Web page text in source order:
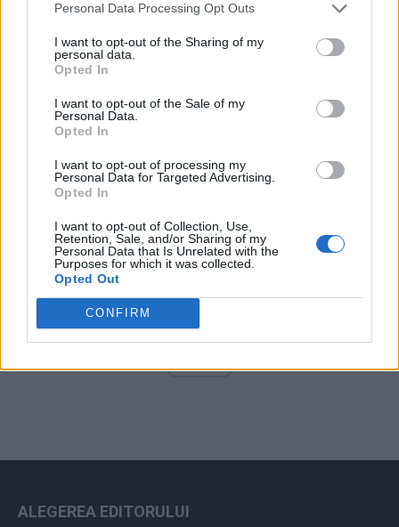
Personal Data Processing Opt Outs
I want to opt-out of the Sharing of my
personal data.
Opted In
I want to opt-out of the Sale of my
Personal Data.
Opted In
I want to opt-out of processing my
Personal Data for Targeted Advertising.
Opted In
I want to opt-out of Collection, Use,
Retention, Sale, and/or Sharing of my
Personal Data that Is Unrelated with the
Purposes for which it was collected.
Opted Out
CONFIRM
România pe Primul Loc (Ponta)
Altul
Arată rezultatele
ad
ALEGEREA EDITORULUI